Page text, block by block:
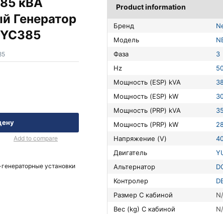
кВА
Генератор
Add to compare
установки
Product information
Бренд
Модель
Фаза
3
Hz
Мощность (ESP) kVA
Мощность (ESP) kW
Мощность (PRP) kVA
Мощность (PRP) kW
Напряжение (V)
Двигатель
Альтернатор
Контролер
Размер С кабиной
Вес (kg) С кабиной